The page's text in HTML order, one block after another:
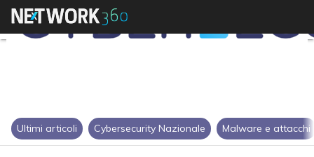
Ultimi articoli Cybersecurity Nazionale Malware e attacchi